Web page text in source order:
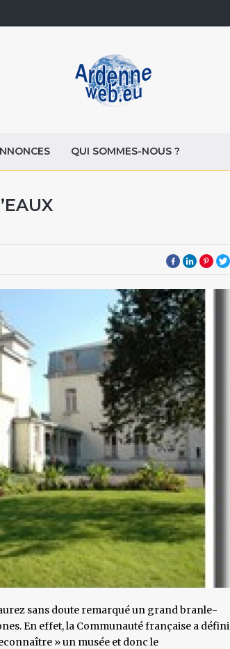
QUI SOMMES-NOUS ?
sans doute remarqué un grand branle-
En effet, la Communauté française a défini
» un musée et donc le